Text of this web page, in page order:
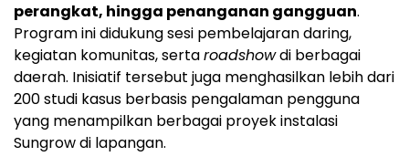
perangkat, hingga penanganan gangguan.
Program ini didukung sesi pembelajaran daring,
kegiatan komunitas, sertaroadshowdi berbagai
daerah. Inisiatif tersebut juga menghasilkan lebih dari
200 studi kasus berbasis pengalaman pengguna
yang menampilkan berbagai proyek instalasi
Sungrow di lapangan.